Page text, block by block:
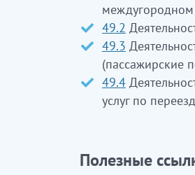
49.2
49.3
(пассажирские
49.4
услуг по
Полезные